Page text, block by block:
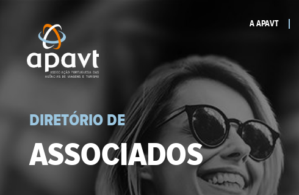
A APAVT
DIRETÓRIO DE
ASSOCIADOS